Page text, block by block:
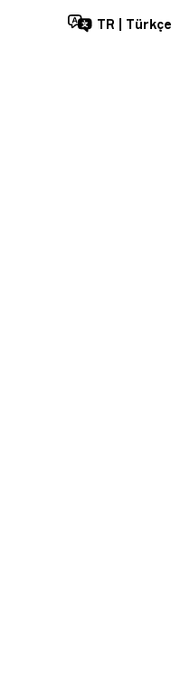
TR Türkçe